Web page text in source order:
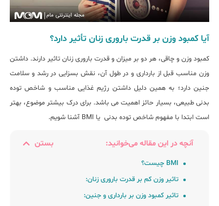
آیا کمبود وزن بر قدرت باروری زنان تأثیر دارد؟
کمبود وزن و چاقی، هر دو بر میزان و قدرت باروری زنان تاثیر دارند. داشتن
وزن مناسب قبل از بارداری و در طول آن، نقش بسزایی در رشد و سلامت
جنین دارد؛ به همین دلیل داشتن رژیم غذایی مناسب و شاخص توده
بدنی طبیعی، بسیار حائز اهمیت می باشد. برای درک بیشتر موضوع، بهتر
است ابتدا با مفهوم شاخص توده بدنی یا BMI آشنا شویم.
آنچه در این مقاله می‌خوانید: بستن
BMI چیست؟
تاثیر وزن کم بر قدرت باروری زنان:
تاثیر کمبود وزن بر بارداری و جنین: